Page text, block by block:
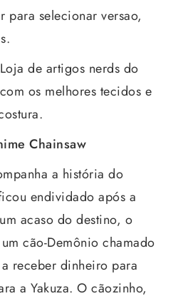
para selecionar versao,
de artigos nerds do
os melhores tecidos e
Chainsaw
a história do
endividado após a
acaso do destino, o
cão-Demônio chamado
receber dinheiro para
a Yakuza. O cãozinho,